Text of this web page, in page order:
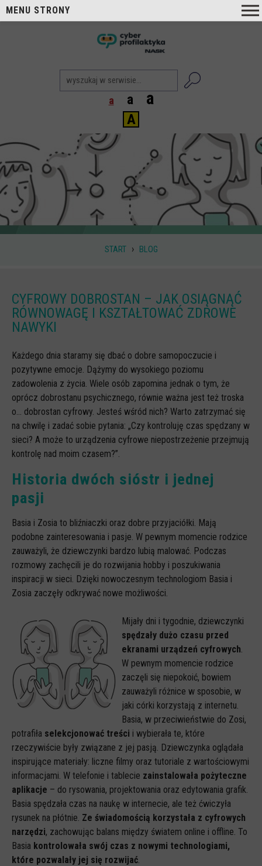
a a a
A
START › BLOG
CYFROWY DOBROSTAN – JAK OSIĄGNĄĆ
RÓWNOWAGĘ I KSZTAŁTOWAĆ ZDROWE
NAWYKI
Każdego dnia staramy się dbać o dobre samopoczucie i
pozytywne emocje. Dążymy do wysokiego poziomu
zadowolenia z życia. Wiele osób zapomina jednak o tym, że
oprócz dobrostanu psychicznego, równie ważna jest też troska
o… dobrostan cyfrowy. Jesteś wśród nich? Warto zatrzymać się
na chwilę i zadać sobie pytania: „Czy kontroluję czas spędzany w
sieci? A może to urządzenia cyfrowe niepostrzeżenie przejmują
kontrolę nad moim czasem?”.
Historia dwóch sióstr i jednej
pasji
Basia i Zosia to bliźniaczki oraz dobre przyjaciółki. Mają
podobne zainteresowania i pasje. W pewnym momencie rodzice
zauważyli, że dziewczynki bardzo lubią malować. Podczas
rozmowy zachęcili je do rozwijania hobby i poszukiwania
inspiracji w sieci. Dzięki nowoczesnym technologiom Basia i
Zosia zaczęły odkrywać nowe możliwości.
Mijały dni i tygodnie, dziewczynki
spędzały dużo czasu przed
ekranami urządzeń cyfrowych
W pewnym momencie rodzice
zaczęli się niepokoić, bowiem
zauważyli różnice w sposobie, w
jaki córki korzystają z internetu.
Basia, w przeciwieństwie do Zosi,
potrafiła selekcjonować treści i wybierała te, które
rzeczywiście były związane z jej pasją. Dziewczynka oglądała
inspirujące materiały: liczne filmy oraz tutoriale z wartościowymi
informacjami. W telefonie i tablecie zainstalowała pożyteczne
aplikacje – do rysowania, projektowania oraz edytowania grafik.
Basia spędzała czas na naukę w internecie, ale też ćwiczyła
rysunek na płótnie. Ze świadomością korzystała z cyfrowych
narzędzi, zachowując balans między światem online i offline. To
Basia kontrolowała swój czas z nowymi technologiami,
które pozwalały jej się rozwijać
MENU STRONY
Cyberprofilaktyka NASK
Nasi Eksperci
Projekty
Aktualne
Zrealizowane
Biblioteka
Poradniki i publikacje
W sieci przyjaźni
(Nie)widzialne ślady online
CYBER lekcje 3.0
Cyberlekcje
Selma
Szkoła Sieci Społecznościowych
Plik i Folder
Dla rodziców
PODCASTY CYFROWE WIECZORY
BEZPIECZNE WAKACJE 2023
BEZPIECZNE WAKACJE 2022
CYBERREPETYTORIUM
RAZEM W SIECI
INFOGRAFIKI
Webinaria
Webinary CEDMO
Cykl webinarów - Gadanie o internecie
Cyfrowe wieczory dla rodziców
Cykl webinarów - marzec 2026
Multimedia
Kreskówki
Filmy
Spoty
Audiobooki
Infografiki
Badania i raporty